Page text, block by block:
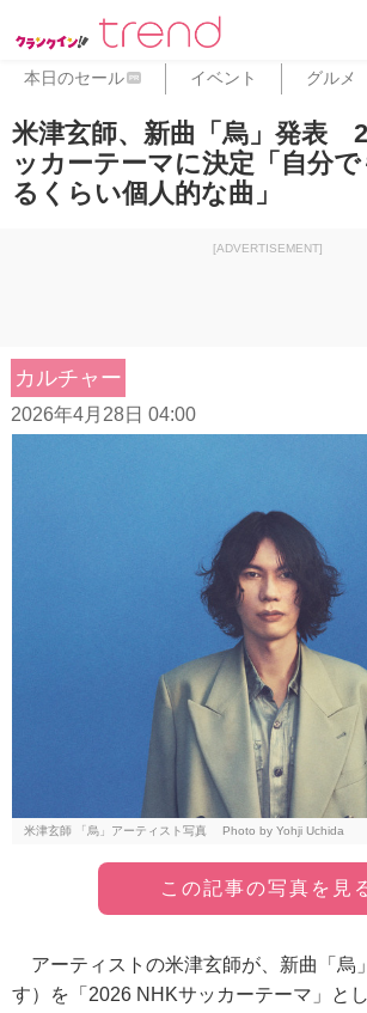
本日のセール PR イベント グルメ
米津玄師、新曲「烏」発表
ッカーテーマに決定「自分
るくらい個人的な曲」
[ADVERTISEMENT]
カルチャー
2026年4月28日 04:00
米津玄師 「烏」アーティスト写真 Photo by Yohji Uchida
この記事の写真を見
アーティストの米津玄師が、新曲「烏
す）を「2026 NHKサッカーテーマ」と